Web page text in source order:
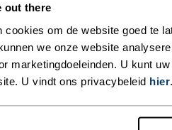
out there
cookies om de website goed te
we onze website
marketingdoeleinden. U kunt
U vindt ons privacybeleid hier.
-20%
Summer Sale
%
Performance X-Light